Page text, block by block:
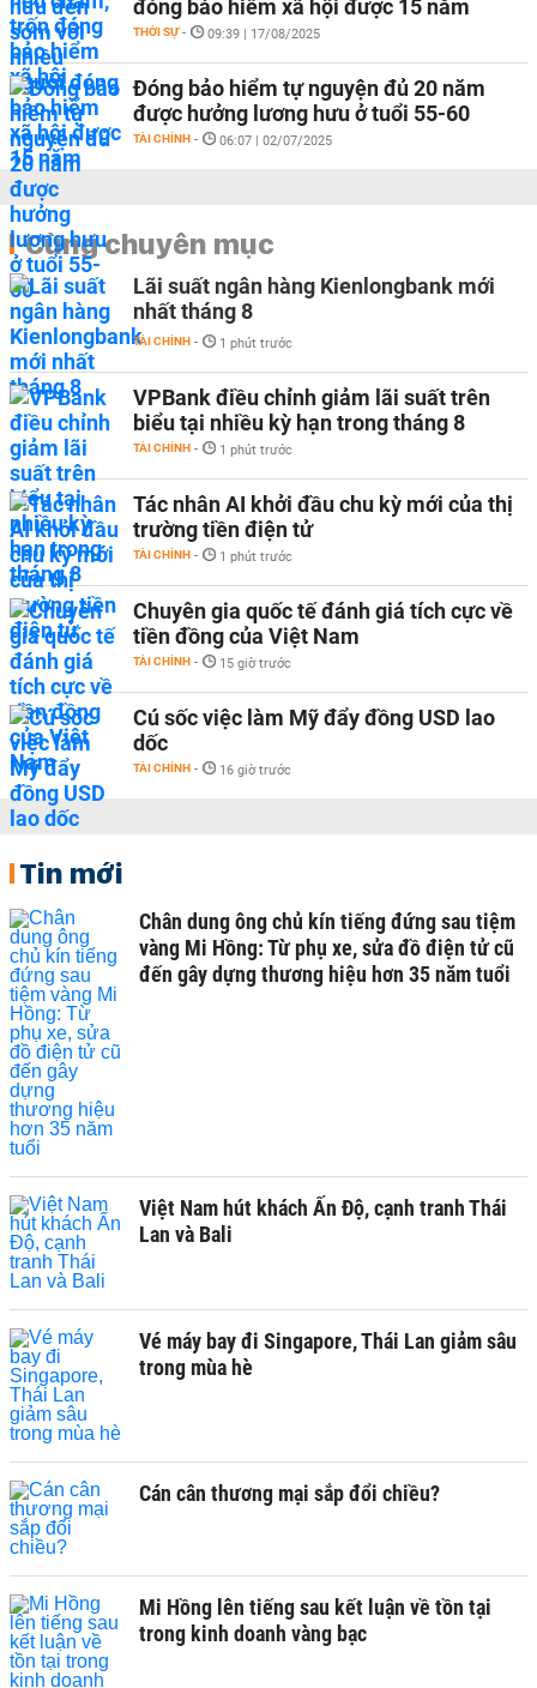
đóng bảo hiểm xã hội được 15 năm
THỜI SỰ - 09:39 | 17/08/2025
Đóng bảo hiểm tự nguyện đủ 20 năm
được hưởng lương hưu ở tuổi 55-60
TÀI CHÍNH - 06:07 | 02/07/2025
Cùng chuyên mục
Lãi suất ngân hàng Kienlongbank mới
nhất tháng 8
TÀI CHÍNH - 1 phút trước
VPBank điều chỉnh giảm lãi suất trên
biểu tại nhiều kỳ hạn trong tháng 8
TÀI CHÍNH - 1 phút trước
Tác nhân AI khởi đầu chu kỳ mới của thị
trường tiền điện tử
TÀI CHÍNH - 1 phút trước
Chuyên gia quốc tế đánh giá tích cực về
tiền đồng của Việt Nam
TÀI CHÍNH - 15 giờ trước
Cú sốc việc làm Mỹ đẩy đồng USD lao
dốc
TÀI CHÍNH - 16 giờ trước
Tin mới
Chân dung ông chủ kín tiếng đứng sau tiệm
vàng Mi Hồng: Từ phụ xe, sửa đồ điện tử cũ
đến gây dựng thương hiệu hơn 35 năm tuổi
Việt Nam hút khách Ấn Độ, cạnh tranh Thái
Lan và Bali
Vé máy bay đi Singapore, Thái Lan giảm sâu
trong mùa hè
Cán cân thương mại sắp đổi chiều?
Mi Hồng lên tiếng sau kết luận về tồn tại
trong kinh doanh vàng bạc